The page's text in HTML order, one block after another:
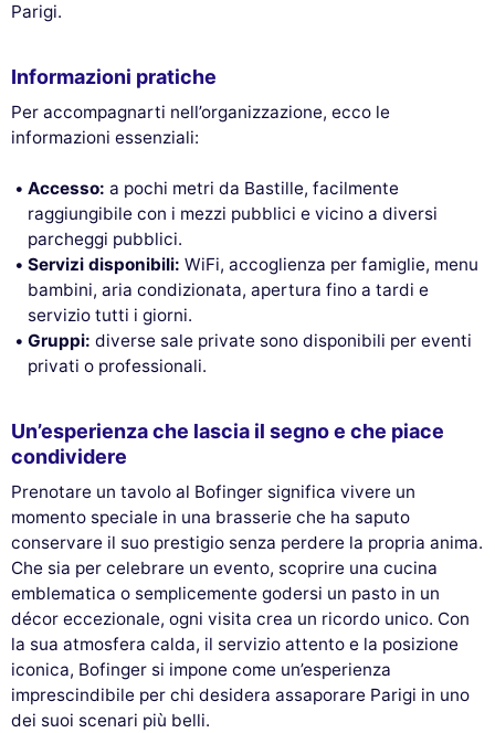
Parigi.
Informazioni pratiche
Per accompagnarti nell’organizzazione, ecco le
informazioni essenziali:
Accesso: a pochi metri da Bastille, facilmente
raggiungibile con i mezzi pubblici e vicino a diversi
parcheggi pubblici.
Servizi disponibili: WiFi, accoglienza per famiglie, menu
bambini, aria condizionata, apertura fino a tardi e
servizio tutti i giorni.
Gruppi: diverse sale private sono disponibili per eventi
privati o professionali.
Un’esperienza che lascia il segno e che piace
condividere
Prenotare un tavolo al Bofinger significa vivere un
momento speciale in una brasserie che ha saputo
conservare il suo prestigio senza perdere la propria anima.
Che sia per celebrare un evento, scoprire una cucina
emblematicа o semplicemente godersi un pasto in un
décor eccezionale, ogni visita crea un ricordo unico. Con
la sua atmosfera calda, il servizio attento e la posizione
iconica, Bofinger si impone come un’esperienza
imprescindibile per chi desidera assaporare Parigi in uno
dei suoi scenari più belli.